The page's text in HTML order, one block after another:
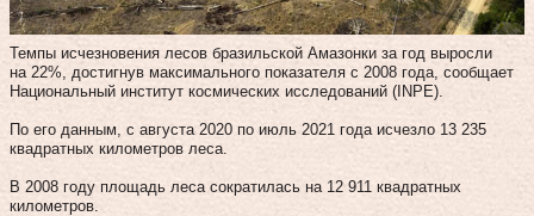
Темпы исчезновения лесов бразильской Амазонки за год выросли
на 22%, достигнув максимального показателя с 2008 года, сообщает
Национальный институт космических исследований (INPE).
По его данным, с августа 2020 по июль 2021 года исчезло 13 235
квадратных километров леса.
В 2008 году площадь леса сократилась на 12 911 квадратных
километров.